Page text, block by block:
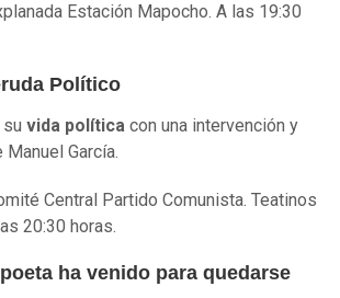
Estación Mapocho. A las 19:30
Político
vida política con una intervención y
García.
Central Partido Comunista. Teatinos
20:30 horas.
ha venido para quedarse